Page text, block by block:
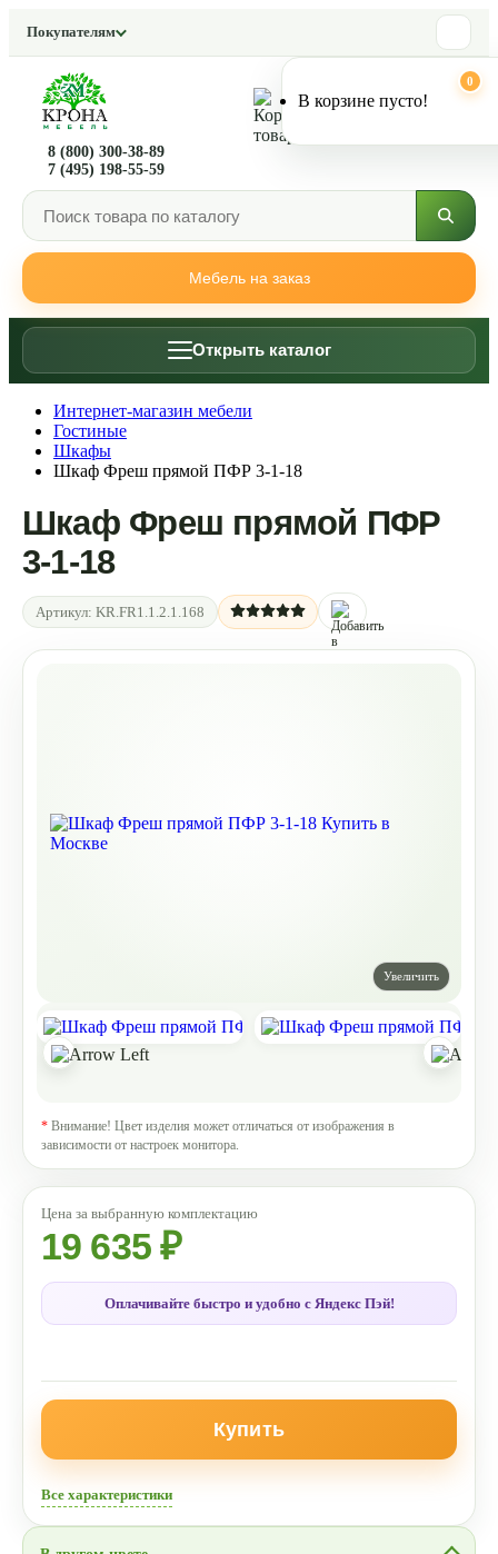
Покупателям
Мебель на заказ
8 (800) 300-38-89
7 (495) 198-55-59
0
В корзине пусто!
Открыть каталог
Интернет-магазин мебели
Гостиные
Шкафы
Шкаф Фреш прямой ПФР 3-1-18
Шкаф Фреш прямой ПФР
3-1-18
Артикул: KR.FR1.1.2.1.168
* Внимание! Цвет изделия может отличаться от изображения в
зависимости от настроек монитора.
19 635 ₽
Оплачивайте быстро и удобно с Яндекс Пэй!
Купить
Все характеристики